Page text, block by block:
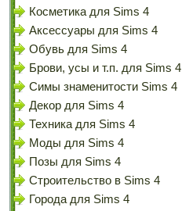
Косметика для Sims 4
Аксессуары для Sims 4
Обувь для Sims 4
Брови, усы и т.п. для Sims 4
Симы знаменитости Sims 4
Декор для Sims 4
Техника для Sims 4
Моды для Sims 4
Позы для Sims 4
Строительство в Sims 4
Города для Sims 4